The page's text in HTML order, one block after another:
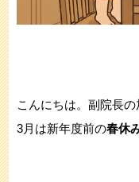
こんにちは。副院長の
3月は新年度前の春休